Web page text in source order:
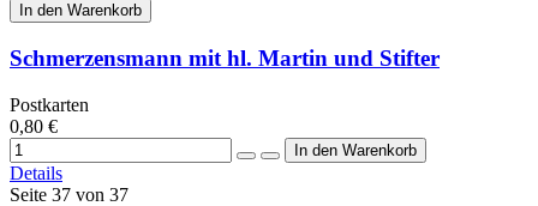
In den Warenkorb
Schmerzensmann mit hl. Martin und Stifter
Postkarten
0,80 €
Details
Seite 37 von 37